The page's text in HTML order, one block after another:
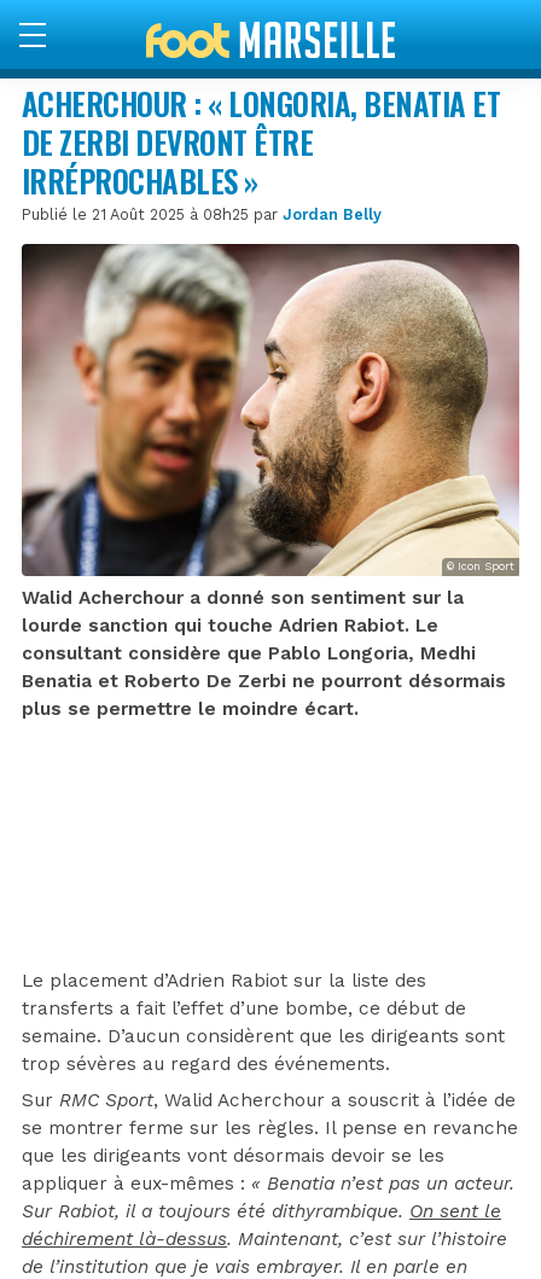
ACHERCHOUR : « LONGORIA, BENATIA ET
DE ZERBI DEVRONT ÊTRE
IRRÉPROCHABLES »
Publié le 21 Août 2025 à 08h25 par Jordan Belly
© Icon Sport
Walid Acherchour a donné son sentiment sur la
lourde sanction qui touche Adrien Rabiot. Le
consultant considère que Pablo Longoria, Medhi
Benatia et Roberto De Zerbi ne pourront désormais
plus se permettre le moindre écart.
Le placement d’Adrien Rabiot sur la liste des
transferts a fait l’effet d’une bombe, ce début de
semaine. D’aucun considèrent que les dirigeants sont
trop sévères au regard des événements.
Sur RMC Sport, Walid Acherchour a souscrit à l’idée de
se montrer ferme sur les règles. Il pense en revanche
que les dirigeants vont désormais devoir se les
appliquer à eux-mêmes : « Benatia n’est pas un acteur.
Sur Rabiot, il a toujours été dithyrambique. On sent le
déchirement là-dessus. Maintenant, c’est sur l’histoire
de l’institution que je vais embrayer. Il en parle en